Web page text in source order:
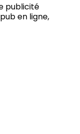
publicité
en ligne,